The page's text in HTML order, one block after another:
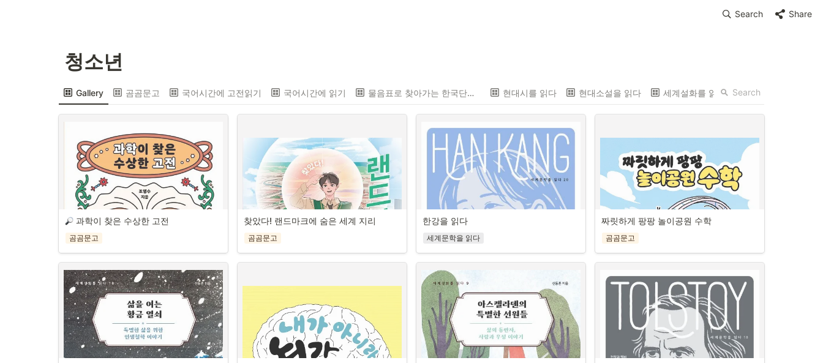
Search Share
청소년
Gallery 곰곰문고 국어시간에 고전읽기 국어시간에 읽기 물음표로 찾아가는 한국단편소설 현대시를 읽다 현대소설을 읽다 세계설화를 읽다 세계문학을 읽다
Search
과학이 찾은 수상한 고전
곰곰문고
찾았다! 랜드마크에 숨은 세계 지리
곰곰문고
한강을 읽다
세계문학을 읽다
짜릿하게 팡팡 놀이공원 수학
곰곰문고